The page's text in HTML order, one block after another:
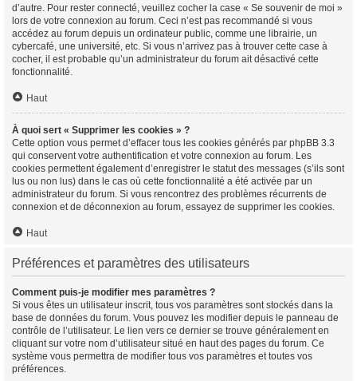
d’autre. Pour rester connecté, veuillez cocher la case « Se souvenir de moi »
lors de votre connexion au forum. Ceci n’est pas recommandé si vous
accédez au forum depuis un ordinateur public, comme une librairie, un
cybercafé, une université, etc. Si vous n’arrivez pas à trouver cette case à
cocher, il est probable qu’un administrateur du forum ait désactivé cette
fonctionnalité.
Haut
À quoi sert « Supprimer les cookies » ?
Cette option vous permet d’effacer tous les cookies générés par phpBB 3.3
qui conservent votre authentification et votre connexion au forum. Les
cookies permettent également d’enregistrer le statut des messages (s’ils sont
lus ou non lus) dans le cas où cette fonctionnalité a été activée par un
administrateur du forum. Si vous rencontrez des problèmes récurrents de
connexion et de déconnexion au forum, essayez de supprimer les cookies.
Haut
Préférences et paramètres des utilisateurs
Comment puis-je modifier mes paramètres ?
Si vous êtes un utilisateur inscrit, tous vos paramètres sont stockés dans la
base de données du forum. Vous pouvez les modifier depuis le panneau de
contrôle de l’utilisateur. Le lien vers ce dernier se trouve généralement en
cliquant sur votre nom d’utilisateur situé en haut des pages du forum. Ce
système vous permettra de modifier tous vos paramètres et toutes vos
préférences.